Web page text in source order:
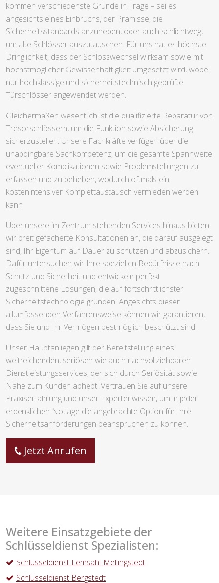
kommen verschiedenste Gründe in Frage – sei es
angesichts eines Einbruchs, der Prämisse, die
Sicherheitsstandards anzuheben, oder auch schlichtweg,
um alte Schlösser auszutauschen. Für uns hat es höchste
Dringlichkeit, dass der Schlosswechsel wirksam sowie mit
höchstmöglicher Gewissenhaftigkeit umgesetzt wird, wobei
nur hochklassige und sicherheitstechnisch geprüfte
Türschlösser angewendet werden.
Gleichermaßen wesentlich ist die qualifizierte Reparatur von
Tresorschlössern, um die Funktion sowie Absicherung
sicherzustellen. Unsere Fachkräfte verfügen über die
unabdingbare Sachkompetenz, um die gesamte Spannweite
eventueller Komplikationen sowie Problemstellungen zu
erfassen und zu beheben, wodurch oftmals ein
kostenintensiver Komplettaustausch vermieden werden
kann.
Über unsere im Zentrum stehenden Services hinaus bieten
wir breit gefächerte Konsultationen an, die darauf ausgelegt
sind, Ihr Eigentum auf Dauer zu schützen und abzusichern.
Dafür untersuchen wir Ihre speziellen Bedürfnisse nach
Schutz und Sicherheit und entwickeln perfekt
zugeschnittene Lösungen, die auf fortschrittlichster
Sicherheitstechnologie gründen. Angesichts dieser
allumfassenden Verfahrensweise können wir garantieren,
dass Sie und Ihr Vermögen bestmöglich beschützt sind.
Unser Hauptanliegen gilt der Bereitstellung eines
weitreichenden, seriösen wie auch nachvollziehbaren
Dienstleistungsservices, der sich durch Seriösität sowie
Nähe zum Kunden abhebt. Vertrauen Sie auf unsere
Praxiserfahrung und unser Expertenwissen, um in jeder
erdenklichen Notlage die angebrachte Option für Ihre
Sicherheitsanforderungen beanspruchen zu können.
Jetzt Anrufen
Weitere Einsatzgebiete der
Schlüsseldienst Spezialisten:
Schlüsseldienst Lemsahl-Mellingstedt
Schlüsseldienst Bergstedt